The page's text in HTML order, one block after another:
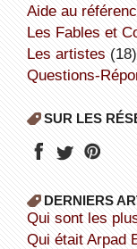
aide au
Les Fables et
Les artistes (18)
Questions-
SUR LES
DERNIERS
Qui sont les
Qui était Arpad